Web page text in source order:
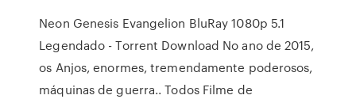
Neon Genesis Evangelion BluRay 1080p 5.1
Legendado - Torrent Download No ano de 2015,
os Anjos, enormes, tremendamente poderosos,
máquinas de guerra.. Todos Filme de